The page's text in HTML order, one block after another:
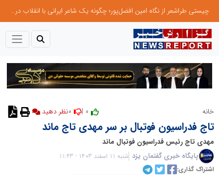
چیستی طراشعر از نگاه امین افضل‌پور؛ چگونه یک شاعر ایرانی با انقلاب در جایگاه حرف، شعر را از متن خطی به میدان ادراک بصری تبدیل کرد؟
خانه نظر دهید
تاج فدراسیون فوتبال بر سر مهدی تاج ماند
مهدی تاج رئیس فدراسیون فوتبال ماند
پایگاه خبری گفتمان یزد شنبه 11 اسفند 1403 - 11:43
اشتراک گذاری: